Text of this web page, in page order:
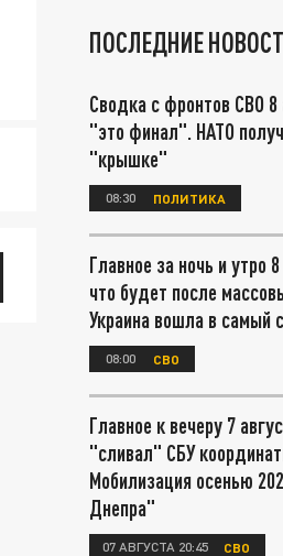
ПОСЛЕДНИЕ
Сводка с фронтов СВО 8
"это финал". НАТО
"крышке"
08:30 ПОЛИТИКА
Главное за ночь и утро
что будет после
Украина вошла в самый
08:00 СВО
Главное к вечеру 7
"сливал" СБУ
Мобилизация осенью
Днепра"
07 АВГУСТА 20:45 СВО